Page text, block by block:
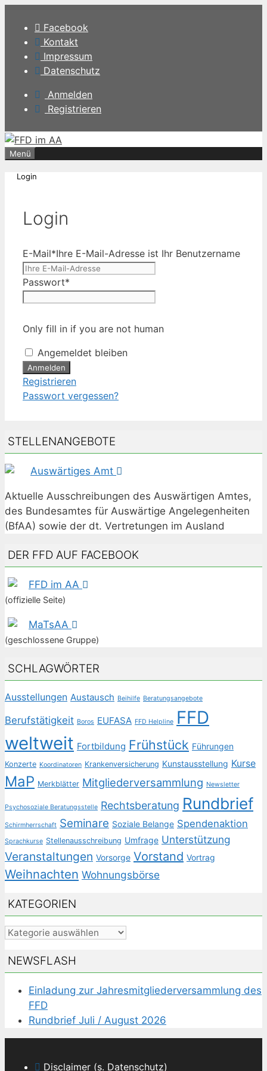
Inhalt
springen
Facebook
Kontakt
Impressum
Datenschutz
Anmelden
Registrieren
Menü
Login
Login
E-Mail*Ihre E-Mail-Adresse ist Ihr Benutzername
Passwort*
Only fill in if you are not human
Angemeldet bleiben
Registrieren
Passwort vergessen?
STELLENANGEBOTE
Auswärtiges Amt
Aktuelle Ausschreibungen des Auswärtigen Amtes,
des Bundesamtes für Auswärtige Angelegenheiten
(BfAA) sowie der dt. Vertretungen im Ausland
DER FFD AUF FACEBOOK
FFD im AA
(offizielle Seite)
MaTsAA
(geschlossene Gruppe)
SCHLAGWÖRTER
Ausstellungen Austausch Beihilfe Beratungsangebote
Berufstätigkeit Boros EUFASA FFD Helpline FFD
weltweit Fortbildung Frühstück Führungen
Konzerte Koordinatoren Krankenversicherung Kunstausstellung Kurse
MaP Merkblätter Mitgliederversammlung Newsletter
Psychosoziale Beratungsstelle Rechtsberatung Rundbrief
Schirmherrschaft Seminare Soziale Belange Spendenaktion
Sprachkurse Stellenausschreibung Umfrage Unterstützung
Veranstaltungen Vorsorge Vorstand Vortrag
Weihnachten Wohnungsbörse
KATEGORIEN
Kategorien
NEWSFLASH
Einladung zur Jahresmitgliederversammlung des
FFD
Rundbrief Juli / August 2026
Disclaimer (s. Datenschutz)